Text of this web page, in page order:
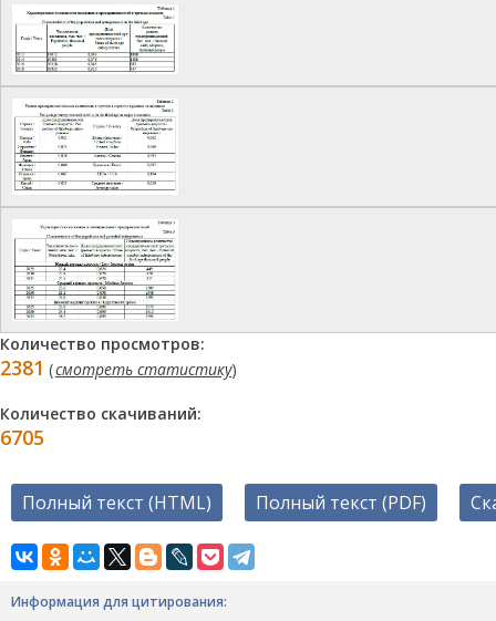
Количество просмотров:
2381 (смотреть статистику)
Количество скачиваний:
6705
Полный текст (HTML) Полный текст (PDF)
Информация для цитирования: